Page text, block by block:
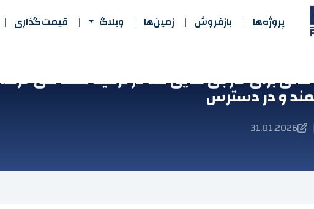
پروژه‌ها بازفروش زمین‌ها وبلاگ قیمت‌گذاری
برای خارجی هایی که در ترکیه ملک می خرند:
و در دسترس
|
31.01.2026